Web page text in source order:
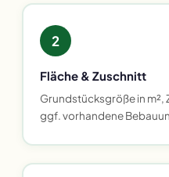
2
Fläche & Zuschnitt
Grundstücksgröße in
ggf. vorhandene